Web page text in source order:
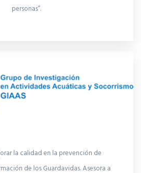
personas”.
la calidad en la prevención de
de los Guardavidas. Asesora a